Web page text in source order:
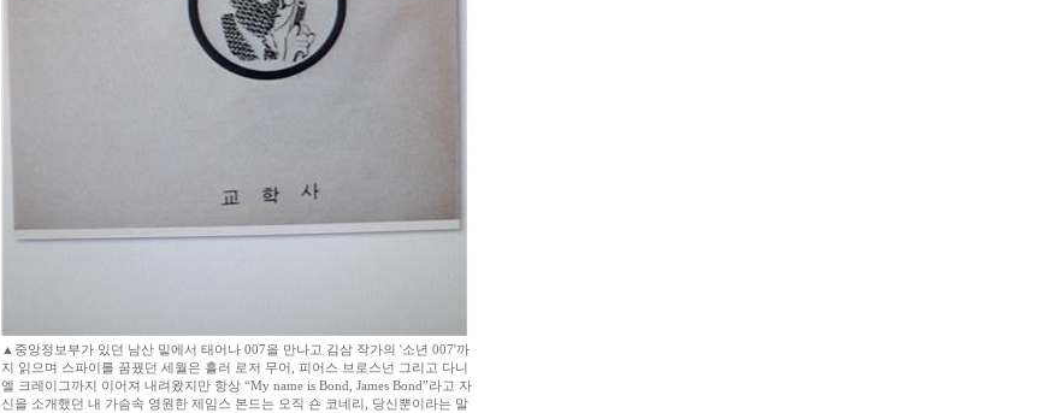
▲중앙정보부가 있던 남산 밑에서 태어나 007을 만나고 김삼 작가의 '소년 007'까
지 읽으며 스파이를 꿈꿨던 세월은 흘러 로저 무어, 피어스 브로스넌 그리고 다니
엘 크레이그까지 이어져 내려왔지만 항상 “My name is Bond, James Bond”라고 자
신을 소개했던 내 가슴속 영원한 제임스 본드는 오직 숀 코네리, 당신뿐이라는 말